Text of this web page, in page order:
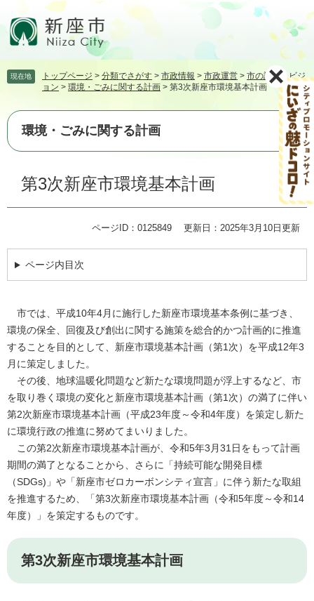
頭
す。
飛
て
本
現在地 トップページ > 分類でさがす > 市政情報 > 市政運営 > 市の計画・ビジ
ョン > 環境・ごみに関する計画 > 第3次新座市環境基本計画
環境・ごみに関する計画
第3次新座市環境基本計画
ページID：0125849 更新日：2025年3月10日更新
ページ内目次
市では、平成10年4月に施行した新座市環境基本条例に基づき、
環境の保全、回復及び創出に関する施策を総合的かつ計画的に推進
することを目的として、新座市環境基本計画（第1次）を平成12年3
月に策定しました。
その後、地球温暖化問題など新たな環境問題が浮上するなど、市
を取り巻く環境の変化と新座市環境基本計画（第1次）の満了に伴い
第2次新座市環境基本計画（平成23年度～令和4年度）を策定し新た
に環境行政の推進に努めてまいりました。
この第2次新座市環境基本計画が、令和5年3月31日をもって計画
期間の満了となることから、さらに「持続可能な開発目標
（SDGs)」や「新座市ゼロカーボンシティ宣言」に伴う新たな取組
を推進するため、「第3次新座市環境基本計画（令和5年度～令和14
年度）」を策定するものです。
第3次新座市環境基本計画